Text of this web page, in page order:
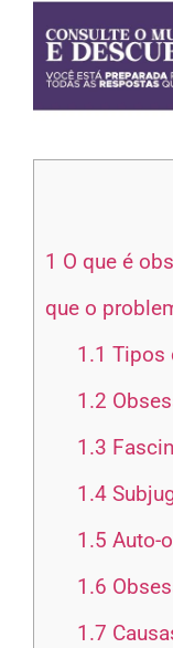
1 O que é
que o
1.1 Tipos
1.2
1.3
1.4
1.5 Auto-
1.6
1.7